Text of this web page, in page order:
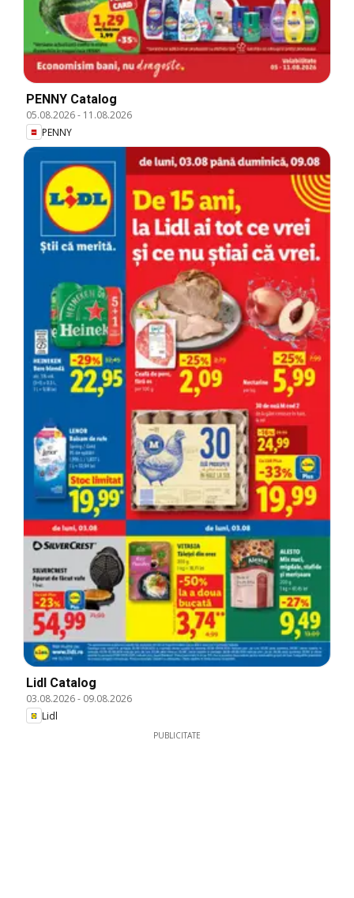
PENNY Catalog
05.08.2026- 11.08.2026
PENNY
Lidl Catalog
03.08.2026- 09.08.2026
Lidl
PUBLICITATE